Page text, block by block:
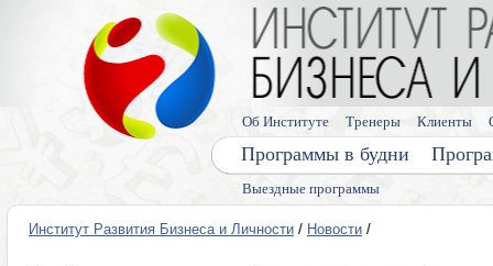
Выездные программы
Программы в будни
Об Институте Тренеры Клиенты
Институт Развития Бизнеса и Личности / Новости /